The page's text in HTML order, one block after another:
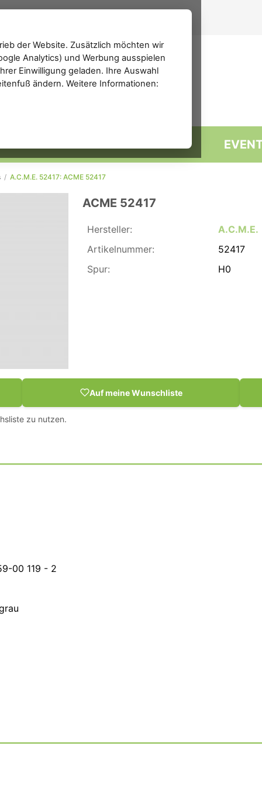
FORUM
/ A.C.M.E. 52417: ACME 52417
ACME 52417
Hersteller:
A.C.M.E.
Artikelnummer:
52417
Spur:
H0
Auf meine Wunschliste
zu nutzen.
00 119 - 2
der Website. Zusätzlich möchten wir
Analytics) und Werbung ausspielen
Einwilligung geladen. Ihre Auswahl
ändern. Weitere Informationen: